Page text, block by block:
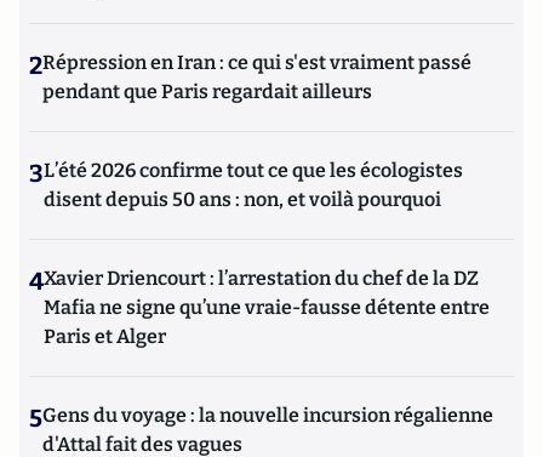
2Répression en Iran : ce qui s'est vraiment passé
pendant que Paris regardait ailleurs
3L’été 2026 confirme tout ce que les écologistes
disent depuis 50 ans : non, et voilà pourquoi
4Xavier Driencourt : l’arrestation du chef de la DZ
Mafia ne signe qu’une vraie-fausse détente entre
Paris et Alger
5Gens du voyage : la nouvelle incursion régalienne
d'Attal fait des vagues